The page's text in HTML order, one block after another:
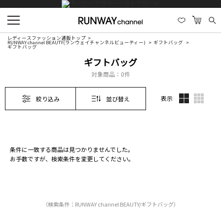
レディースファッション通販トップ
RUNWAY channel BEAUTY(ランウェイチャンネルビューティー) ギフトバッグ
ギフトバッグ
ギフトバッグ
対象商品： 0件
絞り込み 並び替え 表示
条件に一致する商品は見つかりませんでした。
お手数ですが、検索条件を変更してください。
（検索条件：RUNWAY channel BEAUTY/ギフトバッグ）